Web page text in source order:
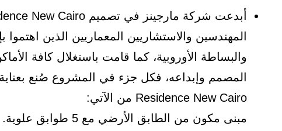
المهندسين والاستشاريين المعماريين الذين
والبساطة الأوروبية، كما قامت باستغلال كافة
Residence New Cairo من الآتي:
مبنى مكون من الطابق الأرضي مع 5 طوابق علوية.